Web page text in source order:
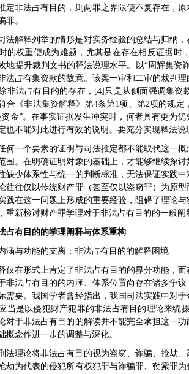
定非法占有目的，则两罪之界限便不复存在，
罪。
法解释列举的情形是对实务经验的总结与归纳
的权重便成为难题，尤其是在存在相反证据
地提升裁判文书的释法说理水平。以“周辉集
法占有集资款的故意。该案一审和二审的裁判
非法占有目的的存在，[4]只是从侧面强调集
合《非法集资解释》第4条第1项、第2项的规
金”。在事实证据发生冲突时，何者具有更为
也不能对此进行有效的说明。要充分实现释法
何一个要素的证明与司法推定都不能取代这一
围。在明确证明对象的基础上，才能够继续探
缺少体系性与统一的判断标准，无法保证实践
往往仅以传统财产罪（甚至仅以盗窃罪）为原
践在这一问题上形成的重要经验，阻碍了理论
重新检讨财产罪学理对于非法占有目的的一般阐
占有目的的学理阐释与体系重构
涵与功能的支离：非法占有目的的解释困境
仅在形式上肯定了非法占有目的的界分功能，
非法占有目的的内涵、体系位置尚存在诸多争
需要。我国学者曾经指出，我国司法实践中对
当是以侵犯财产犯罪的非法占有目的理论来统
对于非法占有目的的解读并不能完全承担这一
概念作进一步的调整与深化。
法理论将非法占有目的视为盗窃、诈骗、抢劫
劫为代表的侵犯所有权犯罪与诈骗罪、勒索罪